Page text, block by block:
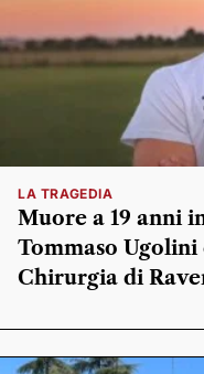
LA TRAGEDIA
Muore a 19 anni
Tommaso
Chirurgia di